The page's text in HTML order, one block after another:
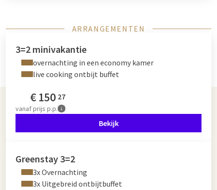
ARRANGEMENTEN
3=2 minivakantie
overnachting in een economy kamer
live cooking ontbijt buffet
€150 27
vanafprijs p.p.
Bekijk
Greenstay 3=2
3x Overnachting
3x Uitgebreid ontbijtbuffet